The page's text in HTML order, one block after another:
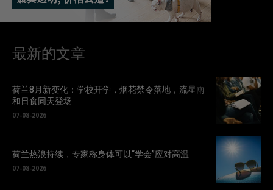
最新的文章
荷兰8月新变化：学校开学，烟花禁令落地，流星雨
和日食同天登场
07-08-2026
荷兰热浪持续，专家称身体可以“学会”应对高温
07-08-2026